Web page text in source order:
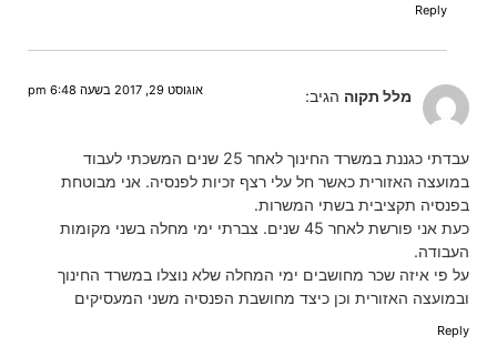
Reply
מלל תקוה הגיב: אוגוסט 29, 2017 בשעה 6:48 pm
עבדתי כגננת במשרד החינוך לאחר 25 שנים המשכתי לעבוד
במועצה האזורית כאשר חל עלי רצף זכיות לפנסיה. אני מבוטחת
בפנסיה תקציבית בשתי המשרות.
כעת אני פורשת לאחר 45 שנים. צברתי ימי מחלה בשני מקומות
העבודה.
על פי איזה שכר מחושבים ימי המחלה שלא נוצלו במשרד החינוך
ובמועצה האזורית וכן כיצד מחושבת הפנסיה משני המעסיקים
Reply